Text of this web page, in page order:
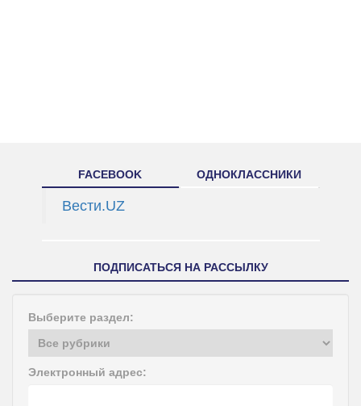
FACEBOOK ОДНОКЛАССНИКИ
Вести.UZ
ПОДПИСАТЬСЯ НА РАССЫЛКУ
Выберите раздел:
Электронный адрес: